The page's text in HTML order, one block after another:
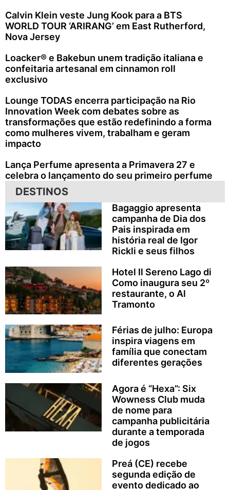
Calvin Klein veste Jung Kook para a BTS
WORLD TOUR ‘ARIRANG’ em East Rutherford,
Nova Jersey
Loacker® e Bakebun unem tradição italiana e
confeitaria artesanal em cinnamon roll
exclusivo
Lounge TODAS encerra participação na Rio
Innovation Week com debates sobre as
transformações que estão redefinindo a forma
como mulheres vivem, trabalham e geram
impacto
Lança Perfume apresenta a Primavera 27 e
celebra o lançamento do seu primeiro perfume
DESTINOS
Bagaggio apresenta
campanha de Dia dos
Pais inspirada em
história real de Igor
Rickli e seus filhos
Hotel Il Sereno Lago di
Como inaugura seu 2º
restaurante, o Al
Tramonto
Férias de julho: Europa
inspira viagens em
família que conectam
diferentes gerações
Agora é “Hexa”: Six
Wowness Club muda
de nome para
campanha publicitária
durante a temporada
de jogos
Preá (CE) recebe
segunda edição de
evento dedicado ao